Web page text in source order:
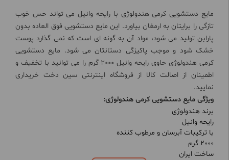
مايع دستشویی کرمی هندولوژی با رایحه وانیل می تواند حس خوب
تازگی را برایتان به ارمغان بیاورد. این مایع دستشویی فوق العاده بدون
پارابن تولید می شود، مواد آن به گونه ای است که نمی گذارد پوست
خشک شود و موجب پاکیزگی دستانتان می شود. مايع دستشویی
کرمی هندولوژی حاوی رایحه وانیل 2000 گرم را می توانید با تخفیف و
اطمینان از اصالت کالا از فروشگاه اینترنتی سین دخت خریداری
نمایید.
ویژگی مايع دستشویی کرمی هندولوژی:
برند هندولوژی
رایحه وانیل
با ترکیبات آبرسان و مرطوب کننده
2000 گرم
ساخت ایران